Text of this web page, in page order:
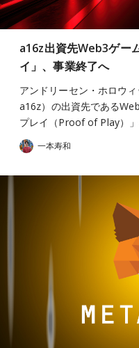
a16z出資先Web3ゲー
イ」、事業終了へ
アンドリーセン・ホロウ
a16z）の出資先である
プレイ（Proof of Play）
一本寿和